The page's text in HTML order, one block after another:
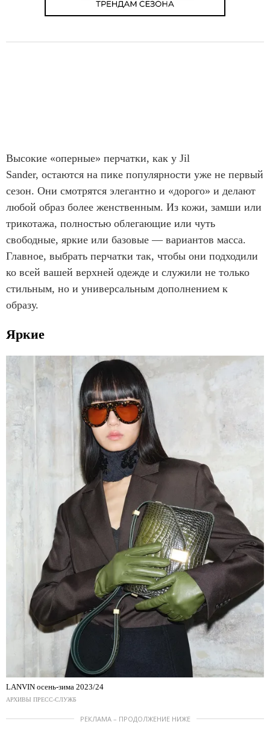
Высокие «оперные» перчатки, как у Jil
Sander, остаются на пике популярности уже не первый
сезон. Они смотрятся элегантно и «дорого» и делают
любой образ более женственным. Из кожи, замши или
трикотажа, полностью облегающие или чуть
свободные, яркие или базовые — вариантов масса.
Главное, выбрать перчатки так, чтобы они подходили
ко всей вашей верхней одежде и служили не только
стильным, но и универсальным дополнением к
образу.
Яркие
LANVIN осень-зима 2023/24
АРХИВЫ ПРЕСС-СЛУЖБ
РЕКЛАМА – ПРОДОЛЖЕНИЕ НИЖЕ